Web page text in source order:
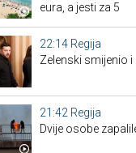
eura, a jesti za 5
22:14 Regija
Zelenski smijenio
21:42 Regija
Dvije osobe